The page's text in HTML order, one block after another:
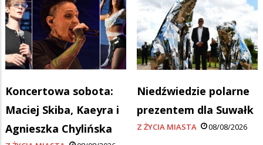
Koncertowa sobota:
Maciej Skiba, Kaeyra i
Agnieszka Chylińska
Niedźwiedzie polarne
prezentem dla Suwałk
Z ŻYCIA MIASTA 08/08/2026